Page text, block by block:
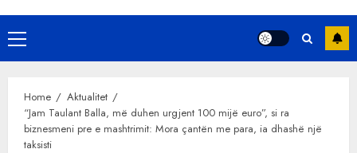
Primary
Menu
Home
Aktualitet
“Jam Taulant Balla, më duhen urgjent 100 mijë euro”, si ra
biznesmeni pre e mashtrimit: Mora çantën me para, ia dhashë një
taksisti